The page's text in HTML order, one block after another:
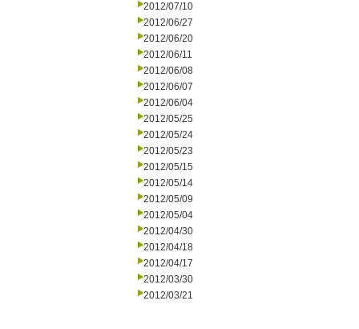
2012/07/10
2012/06/27
2012/06/20
2012/06/11
2012/06/08
2012/06/07
2012/06/04
2012/05/25
2012/05/24
2012/05/23
2012/05/15
2012/05/14
2012/05/09
2012/05/04
2012/04/30
2012/04/18
2012/04/17
2012/03/30
2012/03/21